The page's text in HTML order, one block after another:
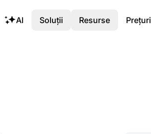
AI Soluții Resurse Prețuri